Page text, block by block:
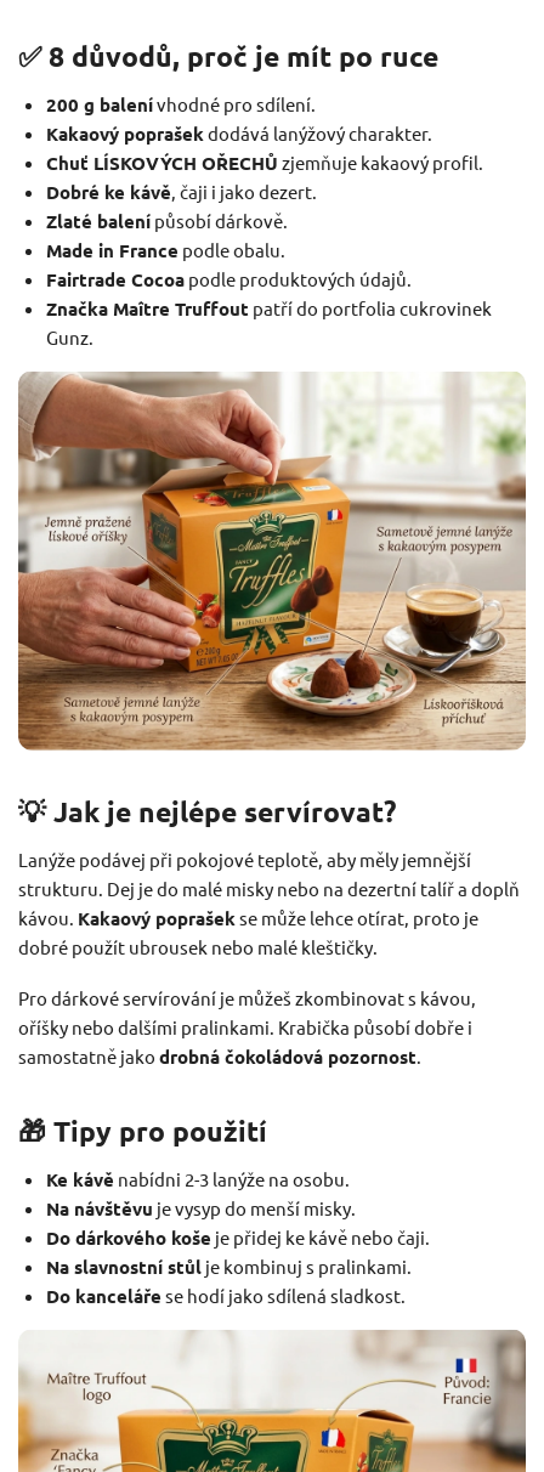
✅ 8 důvodů, proč je mít po ruce
200 g balenívhodné pro sdílení.
Kakaový poprašekdodává lanýžový charakter.
Chuť LÍSKOVÝCH OŘECHŮ zjemňuje kakaový profil.
Dobré ke kávě, čaji i jako dezert.
Zlaté balenípůsobí dárkově.
Made in France podle obalu.
Fairtrade Cocoapodle produktových údajů.
Značka Maître Truffout patří do portfolia cukrovinek
Gunz.
💡 Jak je nejlépe servírovat?
Lanýže podávej při pokojové teplotě, aby měly jemnější
strukturu. Dej je do malé misky nebo na dezertní talíř a doplň
kávou. Kakaový poprašekse může lehce otírat, proto je
dobré použít ubrousek nebo malé kleštičky.
Pro dárkové servírování je můžeš zkombinovat s kávou,
oříšky nebo dalšími pralinkami. Krabička působí dobře i
samostatně jako drobná čokoládová pozornost
🎁 Tipy pro použití
Ke kávě nabídni 2-3 lanýže na osobu.
Na návštěvu je vysyp do menší misky.
Do dárkového koše je přidej ke kávě nebo čaji.
Na slavnostní stůlje kombinuj s pralinkami.
Do kanceláře se hodí jako sdílená sladkost.